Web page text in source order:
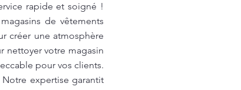
rapide et soigné !
de vêtements
créer une atmosphère
nettoyer votre magasin
pour vos clients.
expertise garantit